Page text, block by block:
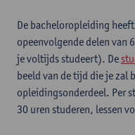
De bacheloropleiding
opeenvolgende delen van
je voltijds studeert). De
beeld van de tijd die je zal
opleidingsonderdeel. Per
30 uren studeren, lessen